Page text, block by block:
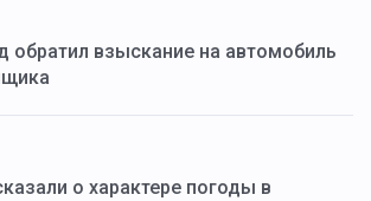
обратил взыскание на автомобиль
о характере погоды в